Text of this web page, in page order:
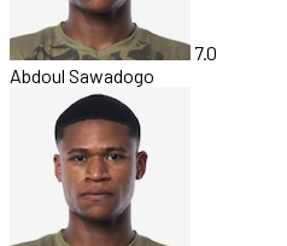
7.0
Abdoul Sawadogo